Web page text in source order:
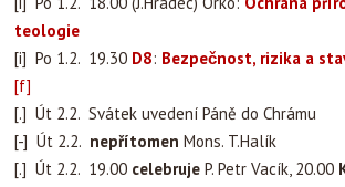
teologie
[i] Po 1.2. 19.30 D8: Bezpečnost, rizika a
[f]
[.] Út 2.2. Svátek uvedení Páně do Chrámu
[-] Út 2.2. nepřítomen Mons. T.Halík
[.] Út 2.2. 19.00 celebruje P. Petr Vacík, 20.00